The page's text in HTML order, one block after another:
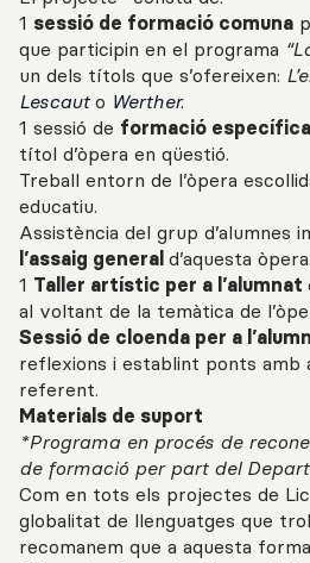
1 sessió de formació comuna
que participin en el programa
un dels títols que s’ofereixen:
Lescaut o Werther.
1 sessió de formació específica
títol d’òpera en qüestió.
Treball entorn de l’òpera
educatiu.
Assistència del grup d’alumnes
l’assaig general d’aquesta òpera.
1 Taller artístic per a l’alumnat
al voltant de la temàtica de
Sessió de cloenda per a
reflexions i establint ponts
referent.
Materials de suport
*Programa en procés de
de formació per part del
Com en tots els projectes de
globalitat de llenguatges que
recomanem que a aquesta